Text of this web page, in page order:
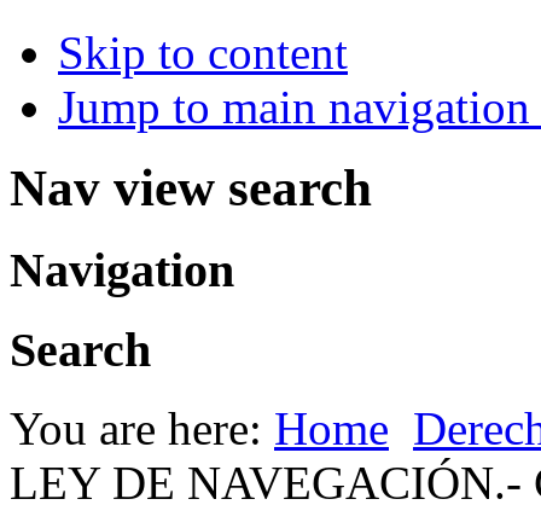
Skip to content
Jump to main
Nav view search
Navigation
Search
You are here: Home
LEY DE NAVEGACIÓN.-